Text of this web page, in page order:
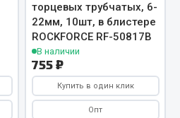
торцевых трубчатых, 6-
22мм, 10шт, в блистере
ROCKFORCE RF-50817B
В наличии
755 ₽
Купить в один клик
Опт